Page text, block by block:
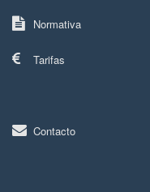
Normativa
Tarifas
Contacto